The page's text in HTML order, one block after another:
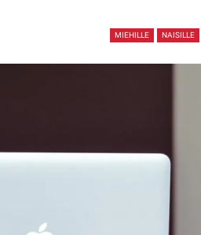
MIEHILLE NAISILLE